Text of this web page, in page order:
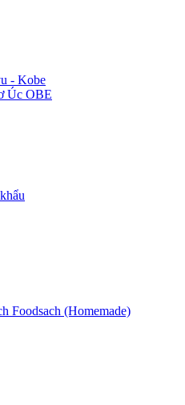
- Kobe
Úc OBE
Foodsach (Homemade)